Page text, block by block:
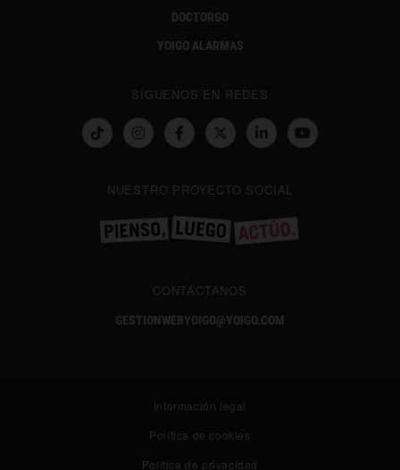
DOCTORGO
YOIGO ALARMAS
SÍGUENOS EN REDES
NUESTRO PROYECTO SOCIAL
CONTÁCTANOS
GESTIONWEBYOIGO@YOIGO.COM
Información legal
Política de cookies
Política de privacidad